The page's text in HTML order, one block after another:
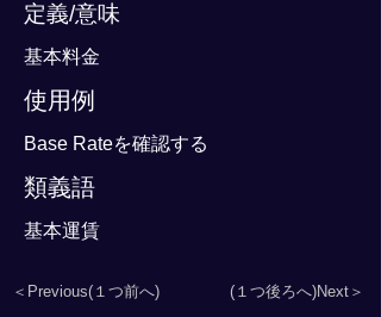
定義/意味
基本料金
使用例
Base Rateを確認する
類義語
基本運賃
＜Previous(１つ前へ) (１つ後ろへ)Next＞